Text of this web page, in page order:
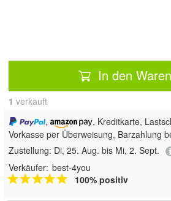
In den
1 verkauft
,
, Kreditkarte,
Vorkasse per Überweisung, Barzahlung
Zustellung: Di, 25. Aug. bis Mi, 2. Sept.
Verkäufer: best-4you
100% positiv